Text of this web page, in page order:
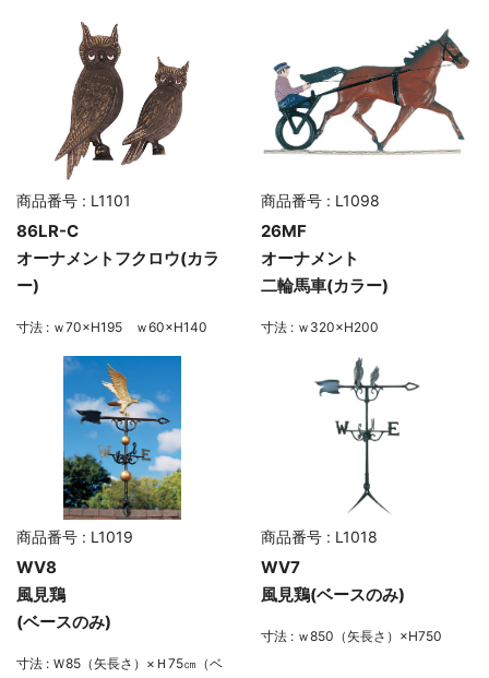
商品番号 : L1101
86LR-C
オーナメントフクロウ(カラ
ー)
寸法 : ｗ70×H195 ｗ60×H140
商品番号 : L1098
26MF
オーナメント
二輪馬車(カラー)
寸法 : ｗ320×H200
商品番号 : L1019
WV8
風見鶏
(ベースのみ)
寸法 : Ｗ85（矢長さ）×Ｈ75㎝（ベ
商品番号 : L1018
WV7
風見鶏(ベースのみ)
寸法 : ｗ850（矢長さ）×H750